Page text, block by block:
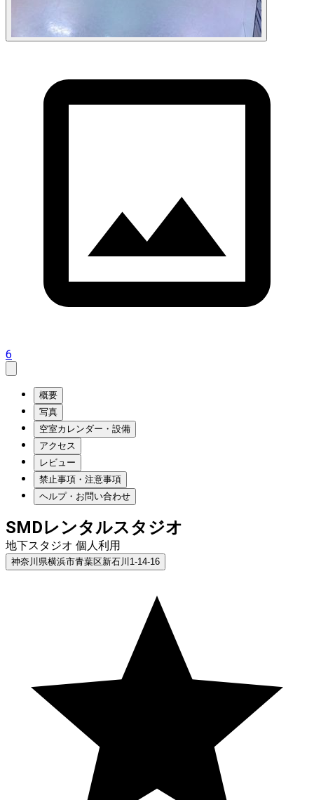
6
概要
写真
空室カレンダー・設備
アクセス
レビュー
禁止事項・注意事項
ヘルプ・お問い合わせ
SMDレンタルスタジオ
地下スタジオ 個人利用
神奈川県横浜市青葉区新石川1-14-16